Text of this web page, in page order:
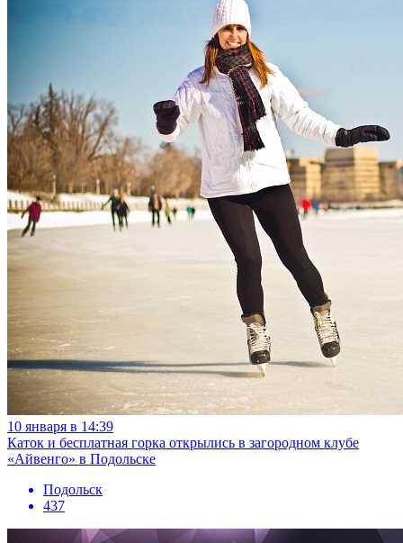
10 января в 14:39
Каток и бесплатная горка открылись в загородном клубе
«Айвенго» в Подольске
Подольск
437